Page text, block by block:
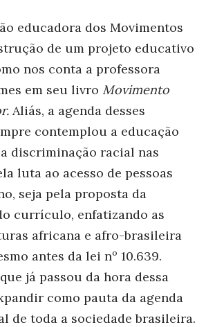
educadora dos Movimentos
de um projeto educativo
nos conta a professora
em seu livro Movimento
Aliás, a agenda desses
contemplou a educação
discriminação racial nas
luta ao acesso de pessoas
seja pela proposta da
currículo, enfatizando as
africana e afro-brasileira
antes da lei nº 10.639.
já passou da hora dessa
como pauta da agenda
de toda a sociedade brasileira.